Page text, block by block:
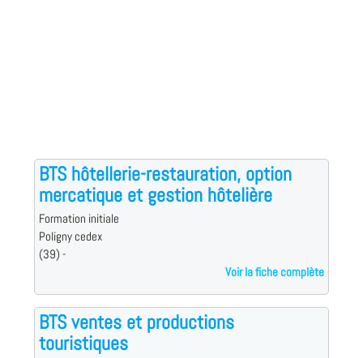
BTS hôtellerie-restauration, option
mercatique et gestion hôtelière
Formation initiale
Poligny cedex
(39) -
Voir la fiche complète
BTS ventes et productions
touristiques